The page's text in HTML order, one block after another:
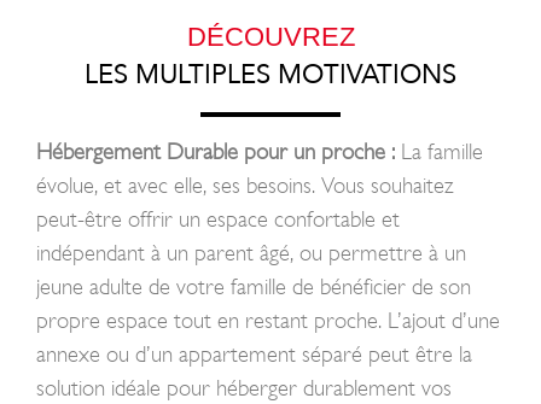
DÉCOUVREZ
LES MULTIPLES MOTIVATIONS
Hébergement Durable pour un proche : La famille
évolue, et avec elle, ses besoins. Vous souhaitez
peut-être offrir un espace confortable et
indépendant à un parent âgé, ou permettre à un
jeune adulte de votre famille de bénéficier de son
propre espace tout en restant proche. L’ajout d’une
annexe ou d’un appartement séparé peut être la
solution idéale pour héberger durablement vos